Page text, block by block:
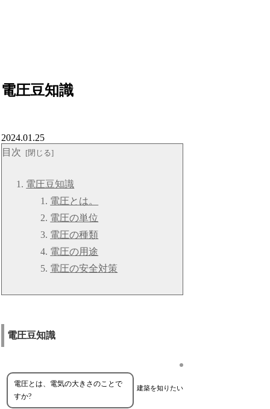
電圧豆知識
2024.01.25
目次
電圧豆知識
電圧とは。
電圧の単位
電圧の種類
電圧の用途
電圧の安全対策
電圧豆知識
建築を知りたい
電圧とは、電気の大きさのことで
すか?